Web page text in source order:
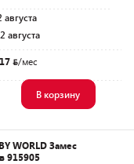
августа
августа
/мес
В корзину
WORLD Замес
915905